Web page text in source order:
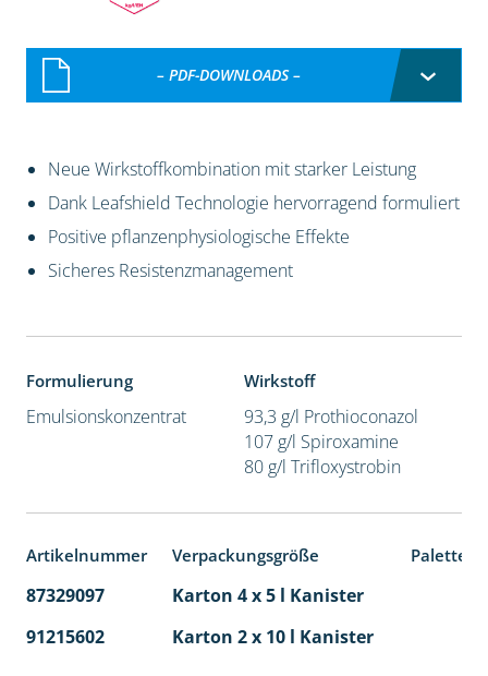
– PDF-DOWNLOADS –
Neue Wirkstoffkombination mit starker Leistung
Dank Leafshield Technologie hervorragend formuliert
Positive pflanzenphysiologische Effekte
Sicheres Resistenzmanagement
Formulierung
Emulsionskonzentrat
Wirkstoff
93,3 g/l Prothioconazol
107 g/l Spiroxamine
80 g/l Trifloxystrobin
Artikelnummer Verpackungsgröße
87329097 Karton 4 x 5 l Kanister
91215602
Karton 2 x 10 l Kanister